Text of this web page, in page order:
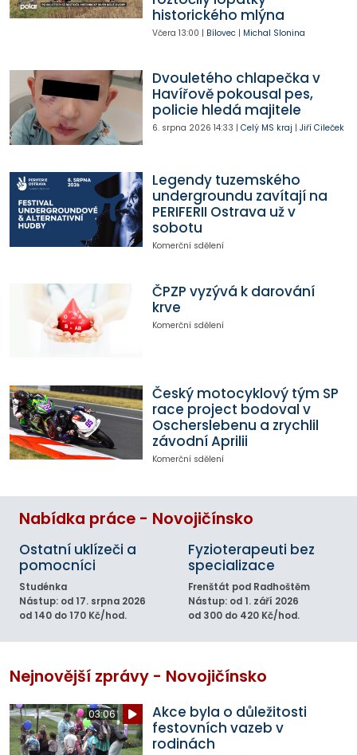
historického mlýna
Včera 13:00 | Bílovec| Michal Slonina
Dvouletého chlapečka v
Havířově pokousal pes,
policie hledá majitele
6. srpna 2026 14:33 | Celý MS kraj | Jiří Cileček
Legendy tuzemského
undergroundu zavítají na
PERIFERII Ostrava už v
sobotu
Komerční sdělení
ČPZP vyzývá k darování
krve
Komerční sdělení
Český motocyklový tým SP
race project bodoval v
Oscherslebenu a zrychlil
závodní Aprilii
Komerční sdělení
Nabídka práce - Novojičínsko
Ostatní uklízeči a
pomocníci
Studénka
Nástup: od 17. srpna 2026
od 140 do 170 Kč/hod.
Fyzioterapeuti bez
specializace
Frenštát pod Radhoštěm
Nástup: od 1. září 2026
od 300 do 420 Kč/hod.
Nejnovější zprávy - Novojičínsko
03:06
Akce byla o důležitosti
festovních vazeb v
rodinách